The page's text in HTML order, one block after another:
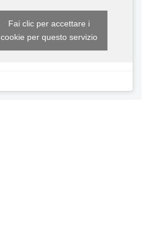
Fai clic per accettare i
cookie per questo servizio